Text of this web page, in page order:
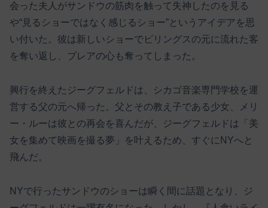
会った夫人がサンドウの筋肉を触って失神したのを見る
や“見るショーではなく感じるショー”というアイデアを思
い付いた。彼は新しいショーでビリングスの元に流れた客
を奪い返し、ブレアの心も奪ってしまった。
興行を終えたジーグフェルドは、シカゴ音楽専門学校を運
営する父の元へ帰った。父とその教え子である少女、メリ
ー・ルーは彼との再会を喜んだが、ジーグフェルドは「美
女を集めて映画を撮る夢」を叶えるため、すぐにNYへと
飛んだ。
NYで行ったサンドウのショーは瞬く間に話題となり、ジ